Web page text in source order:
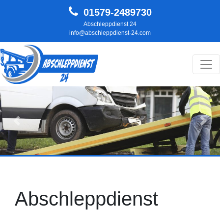
01579-2489730
Abschleppdienst 24
info@abschleppdienst-24.com
Hauptnavigation
Zurück
Abschleppdienst